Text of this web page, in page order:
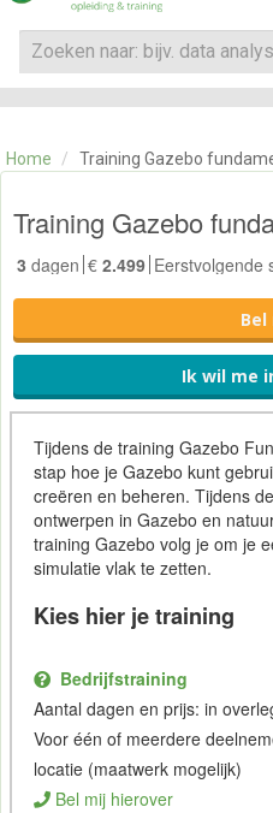
CATEGORIE
OVER ONS
SKILLS ALCHEMIST
Home / Training Gazebo
Training Gazebo
3 dagen € 2.499 Eerstvolgende
Ik wil me
Tijdens de training Gazebo
stap hoe je Gazebo kunt
creëren en beheren. Tijdens
ontwerpen in Gazebo en
training Gazebo volg je om je
simulatie vlak te zetten.
Kies hier je training
Bedrijfstraining
Aantal dagen en prijs: in
Voor één of meerdere
locatie (maatwerk mogelijk)
Bel mij hierover